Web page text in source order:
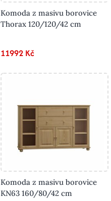
Komoda z masivu borovice
Thorax 120/120/42 cm
11992 Kč
Komoda z masivu borovice
KN63 160/80/42 cm